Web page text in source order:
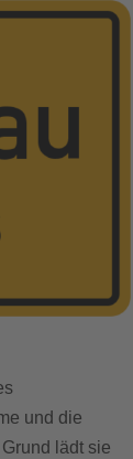
und die
lädt sie